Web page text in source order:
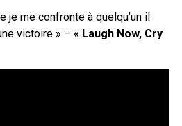
je me confronte à quelqu’un il
victoire » – « Laugh Now, Cry